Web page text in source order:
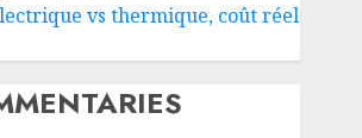
vs thermique, coût réel